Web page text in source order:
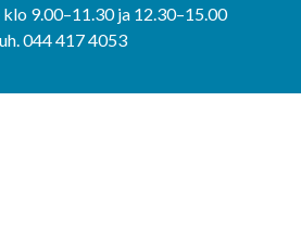
9.00–11.30 ja 12.30–15.00
044 417 4053